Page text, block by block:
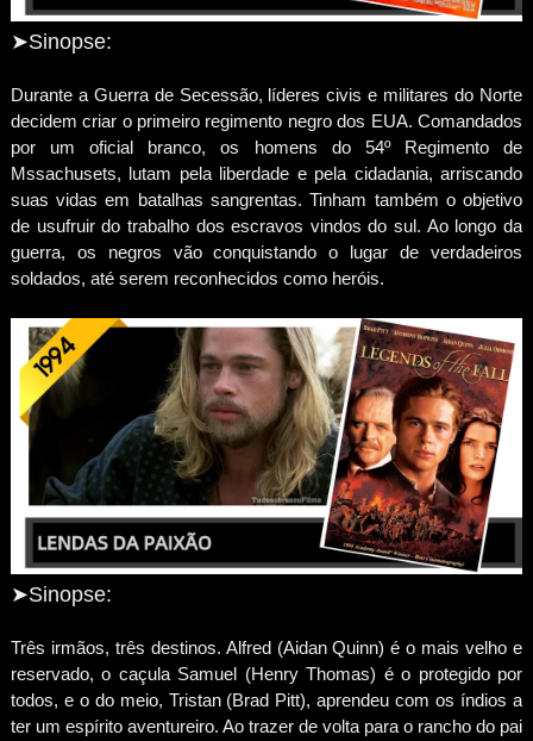
➤Sinopse:
Durante a Guerra de Secessão, líderes civis e militares do Norte
decidem criar o primeiro regimento negro dos EUA. Comandados
por um oficial branco, os homens do 54º Regimento de
Mssachusets, lutam pela liberdade e pela cidadania, arriscando
suas vidas em batalhas sangrentas. Tinham também o objetivo
de usufruir do trabalho dos escravos vindos do sul. Ao longo da
guerra, os negros vão conquistando o lugar de verdadeiros
soldados, até serem reconhecidos como heróis.
➤Sinopse:
Três irmãos, três destinos. Alfred (Aidan Quinn) é o mais velho e
reservado, o caçula Samuel (Henry Thomas) é o protegido por
todos, e o do meio, Tristan (Brad Pitt), aprendeu com os índios a
ter um espírito aventureiro. Ao trazer de volta para o rancho do pai